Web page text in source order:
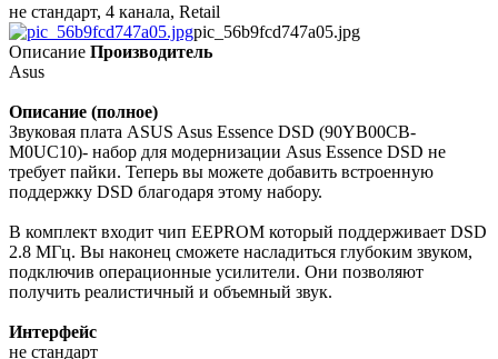
не стандарт, 4 канала, Retail
pic_56b9fcd747a05.jpg
Описание Производитель
Asus
Описание (полное)
Звуковая плата ASUS Asus Essence DSD (90YB00CB-
M0UC10)- набор для модернизации Asus Essence DSD не
требует пайки. Теперь вы можете добавить встроенную
поддержку DSD благодаря этому набору.
В комплект входит чип EEPROM который поддерживает DSD
2.8 МГц. Вы наконец сможете насладиться глубоким звуком,
подключив операционные усилители. Они позволяют
получить реалистичный и объемный звук.
Интерфейс
не стандарт